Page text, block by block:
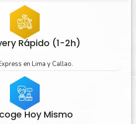
Rápido (1-2h)
en Lima y Callao.
Hoy Mismo